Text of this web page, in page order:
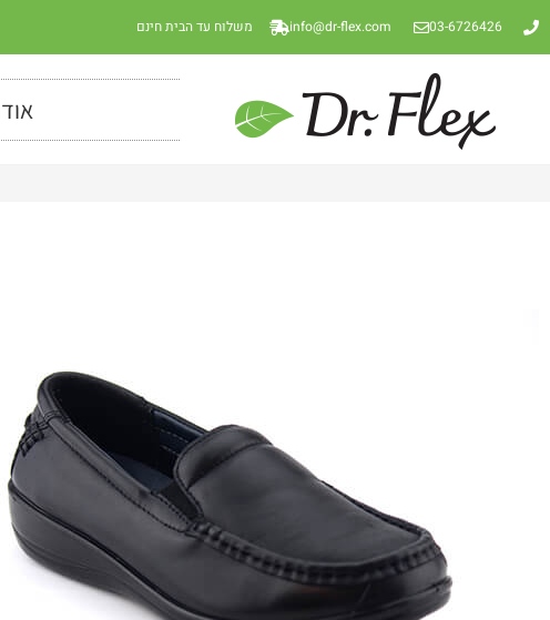
03-6726426
info@dr-flex.com משלוח עד הבית חינם